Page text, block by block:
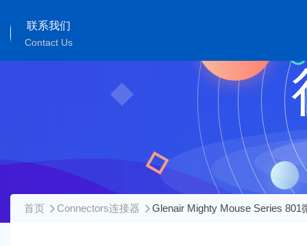
联系我们
Contact Us
首页 Connectors连接器 Glenair Mighty Mouse Series 801